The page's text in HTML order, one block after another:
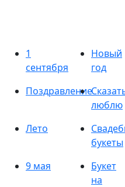
1
сентября
Новый
год
Поздравление
люблю
Лето
букеты
9 мая
Букет
на